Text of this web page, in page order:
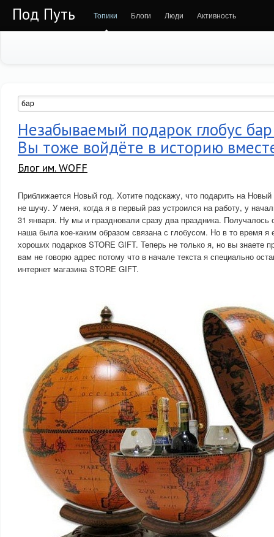
Под Путь Топики Блоги Люди Активность
Незабываемый подарок глобус
Вы тоже войдёте в историю
Блог им. WOFF
Приближается Новый год. Хотите подскажу, что подарить на
не шучу. У меня, когда я в первый раз устроился на работу, у
31 января. Ну мы и праздновали сразу два праздника. Получалось
наша была кое-каким образом связана с глобусом. Но в то время я
хороших подарков STORE GIFT. Теперь не только я, но вы знаете
вам не говорю адрес потому что в начале текста я специально
интернет магазина STORE GIFT.